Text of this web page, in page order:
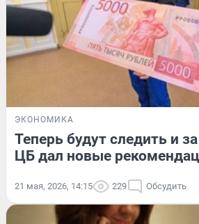
ЭКОНОМИКА
Теперь будут следить и
ЦБ дал новые
21 мая, 2026, 14:15 229 Обсудить